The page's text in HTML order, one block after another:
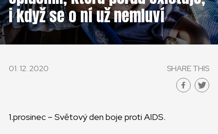
ČESKÁ REPUBLIKA
GLOBAL
i když se o ní už nemluví
01. 12. 2020 SHARE THIS
1.prosinec – Světový den boje proti AIDS.